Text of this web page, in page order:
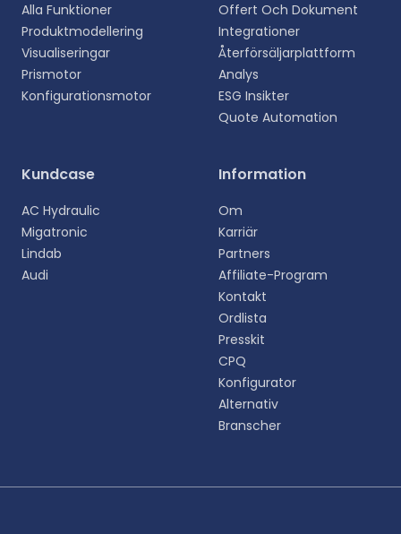
Välj ditt språk
Välj ditt föredragna språk för en mer personlig
upplevelse.
Dansk
Alla Funktioner
Produktmodellering
Visualiseringar
Prismotor
Konfigurationsmotor
Offert Och Dokument
Integrationer
Återförsäljarplattform
Analys
ESG Insikter
Quote Automation
Kundcase
AC Hydraulic
Migatronic
Lindab
Audi
Information
Om
Karriär
Partners
Affiliate-Program
Kontakt
Ordlista
Presskit
CPQ
Konfigurator
Alternativ
Branscher